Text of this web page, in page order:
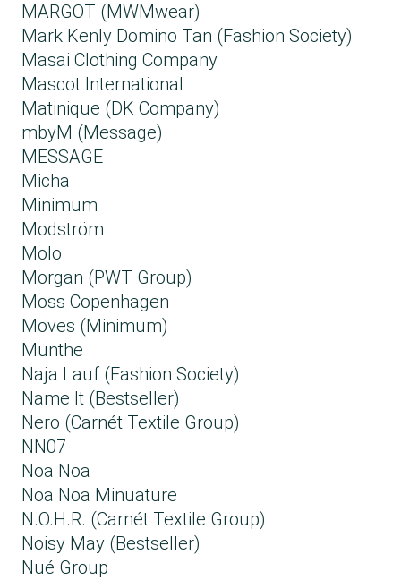
MARGOT (MWMwear)
Mark Kenly Domino Tan (Fashion Society)
Masai Clothing Company
Mascot International
Matinique (DK Company)
mbyM (Message)
MESSAGE
Micha
Minimum
Modström
Molo
Morgan (PWT Group)
Moss Copenhagen
Moves (Minimum)
Munthe
Naja Lauf (Fashion Society)
Name It (Bestseller)
Nero (Carnét Textile Group​)
NN07
Noa Noa
Noa Noa Minuature
N.O.H.R. (Carnét Textile Group​)
Noisy May (Bestseller)
Nué Group